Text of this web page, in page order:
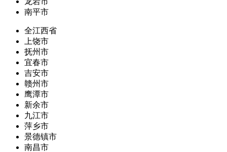
南平市
全江西省
上饶市
抚州市
宜春市
吉安市
赣州市
鹰潭市
新余市
九江市
萍乡市
景德镇市
南昌市